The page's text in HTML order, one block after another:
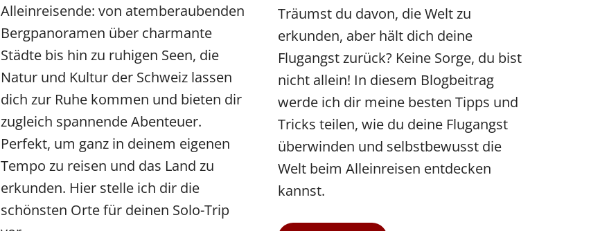
Alleinreisende: von atemberaubenden
Bergpanoramen über charmante
Städte bis hin zu ruhigen Seen, die
Natur und Kultur der Schweiz lassen
dich zur Ruhe kommen und bieten dir
zugleich spannende Abenteuer.
Perfekt, um ganz in deinem eigenen
Tempo zu reisen und das Land zu
erkunden. Hier stelle ich dir die
schönsten Orte für deinen Solo-Trip
Träumst du davon, die Welt zu
erkunden, aber hält dich deine
Flugangst zurück? Keine Sorge, du bist
nicht allein! In diesem Blogbeitrag
werde ich dir meine besten Tipps und
Tricks teilen, wie du deine Flugangst
überwinden und selbstbewusst die
Welt beim Alleinreisen entdecken
kannst.